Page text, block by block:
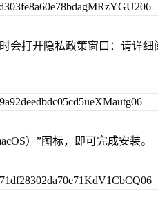
会打开隐私政策窗口：请详细
）”图标，即可完成安装。